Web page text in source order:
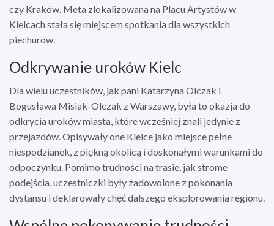
czy Kraków. Meta zlokalizowana na Placu Artystów w
Kielcach stała się miejscem spotkania dla wszystkich
piechurów.
Odkrywanie uroków Kielc
Dla wielu uczestników, jak pani Katarzyna Olczak i
Bogusława Misiak-Olczak z Warszawy, była to okazja do
odkrycia uroków miasta, które wcześniej znali jedynie z
przejazdów. Opisywały one Kielce jako miejsce pełne
niespodzianek, z piękną okolicą i doskonałymi warunkami do
odpoczynku. Pomimo trudności na trasie, jak strome
podejścia, uczestniczki były zadowolone z pokonania
dystansu i deklarowały chęć dalszego eksplorowania regionu.